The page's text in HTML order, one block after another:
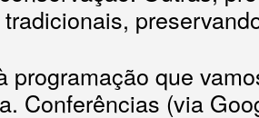
programação que
Conferências (via